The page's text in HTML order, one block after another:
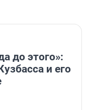
до этого»:
и его